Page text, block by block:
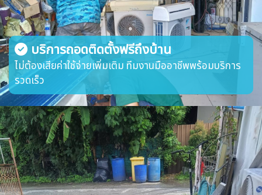
บริการถอดติดตั้งฟรีถึงบ้าน
ไม่ต้องเสียค่าใช้จ่ายเพิ่มเติม ทีมงานมืออาชีพพร้อมบริการ
รวดเร็ว